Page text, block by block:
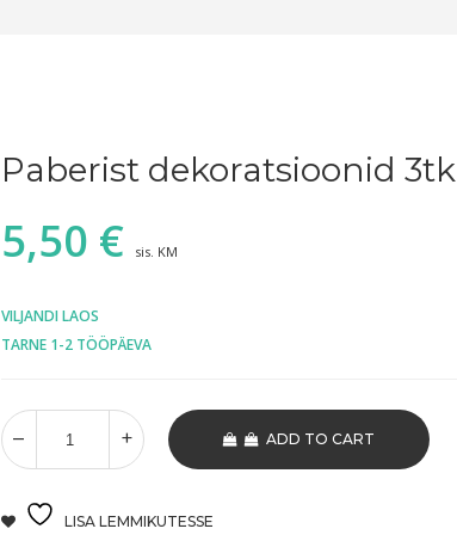
Paberist dekoratsioonid 3tk
5,50 € sis. KM
VILJANDI LAOS
TARNE 1-2 TÖÖPÄEVA
ADD TO CART
LISA LEMMIKUTESSE